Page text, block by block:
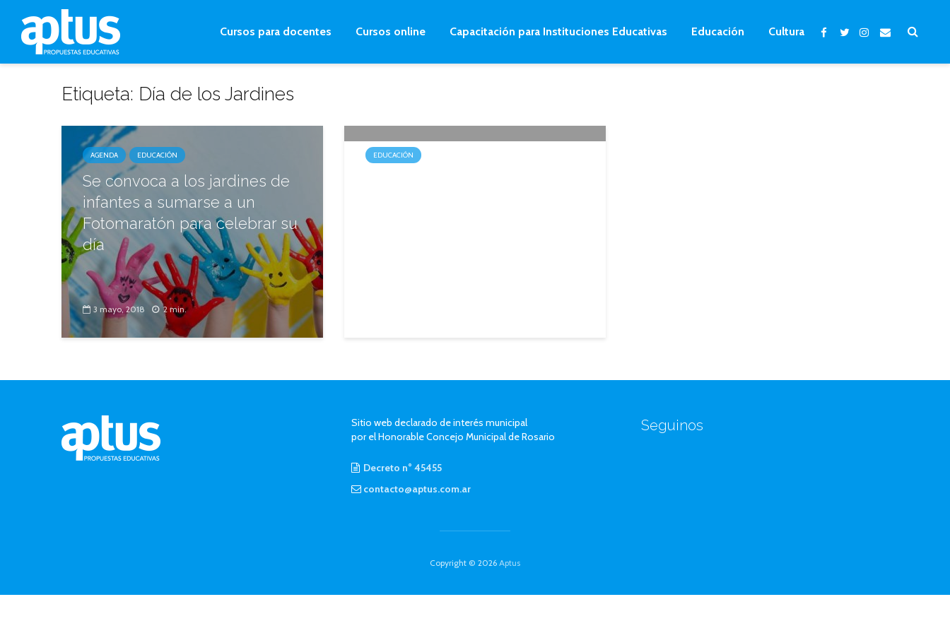
Cursos para docentes Cursos online Capacitación para Instituciones Educativas Educación Cultura
Etiqueta: Día de los Jardines
AGENDA EDUCACIÓN
Se convoca a los jardines de
infantes a sumarse a un
Fotomaratón para celebrar su
día
3 mayo, 2018 2 min.
EDUCACIÓN
Sitio web declarado de interés municipal
por el Honorable Concejo Municipal de Rosario
Decreto n° 45455
contacto@aptus.com.ar
Seguinos
Copyright © 2026 Aptus